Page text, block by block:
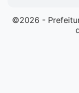
©2026 -